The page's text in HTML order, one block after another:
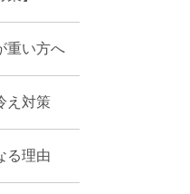
重い方へ
え対策
る理由